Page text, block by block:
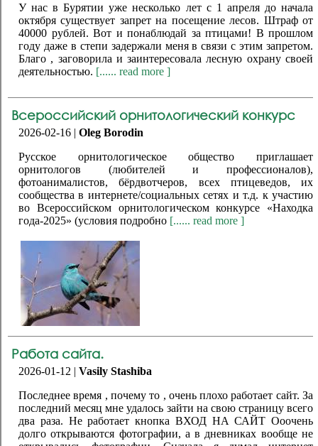
У нас в Бурятии уже несколько лет с 1 апреля до начала
октября существует запрет на посещение лесов. Штраф от
40000 рублей. Вот и понаблюдай за птицами! В прошлом
году даже в степи задержали меня в связи с этим запретом.
Благо , заговорила и заинтересовала лесную охрану своей
деятельностью. [...... read more ]
Всероссийский орнитологический конкурс
2026-02-16 | Oleg Borodin
Русское орнитологическое общество приглашает
орнитологов (любителей и профессионалов),
фотоанималистов, бёрдвотчеров, всех птицеведов, их
сообщества в интернете/социальных сетях и т.д. к участию
во Всероссийском орнитологическом конкурсе «Находка
года-2025» (условия подробно [...... read more ]
Работа сайта.
2026-01-12 | Vasily Stashiba
Последнее время , почему то , очень плохо работает сайт. За
последний месяц мне удалось зайти на свою страницу всего
два раза. Не работает кнопка ВХОД НА САЙТ Ооочень
долго открываются фотографии, а в дневниках вообще не